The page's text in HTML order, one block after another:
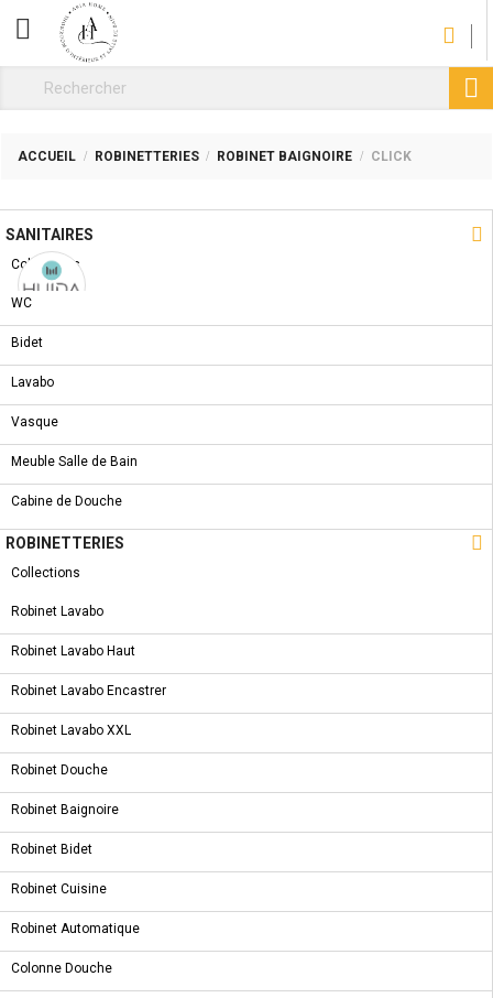
CATÉGORIE

SANITAIRES 
Collections
WC
Bidet
Lavabo
Vasque
Meuble Salle de Bain
Cabine de Douche
ROBINETTERIES 
Collections
Robinet Lavabo
Robinet Lavabo Haut
Robinet Lavabo Encastrer
Robinet Lavabo XXL
Robinet Douche
Robinet Baignoire
Robinet Bidet
Robinet Cuisine
Robinet Automatique
Colonne Douche
ACCUEIL ROBINETTERIES ROBINET BAIGNOIRE CLICK
ROBINET BAIGNOIRE CLICK
REF : HDA0563Y
world class ceramic disc cartidge Switzerland
neoperl aerator
easy fix installation
COMMANDER
Pinterest
CARACTÉRISTIQUES
SYMBOLE & CERTIFICATION
FICHE TECHNIQUE
5 AUTRES PRODUITS DANS LA MÊME
CATÉGORIE :